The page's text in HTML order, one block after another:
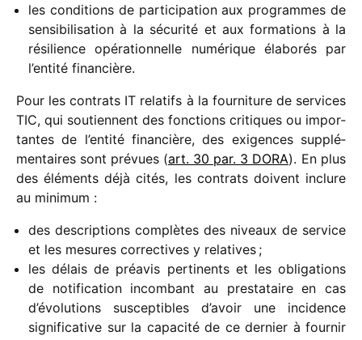
les condi­tions de parti­ci­pa­tion aux programmes de
sensi­bi­li­sa­tion à la sécu­rité et aux forma­tions à la
rési­lience opéra­tion­nelle numé­rique élabo­rés par
l’entité finan­cière.
Pour les contrats IT rela­tifs à la four­ni­ture de services
TIC, qui soutiennent des fonc­tions critiques ou impor­
tantes de l’en­tité finan­cière, des exigences supplé­
men­taires sont prévues (art. 30 par. 3 DORA). En plus
des éléments déjà cités, les contrats doivent inclure
au mini­mum :
des descrip­tions complètes des niveaux de service
et les mesures correc­tives y rela­tives ;
les délais de préavis perti­nents et les obli­ga­tions
de noti­fi­ca­tion incom­bant au pres­ta­taire en cas
d’évolutions suscep­tibles d’avoir une inci­dence
signi­fi­ca­tive sur la capa­cité de ce dernier à four­nir